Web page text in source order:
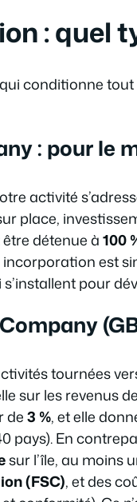
: quel
conditionne
: pour le
activité
place,
détenue à100
incorporation est
pour
tournées
sur les revenus
de3 %, et elle
pays). En
sur l’île, au moins
(FSC), et des